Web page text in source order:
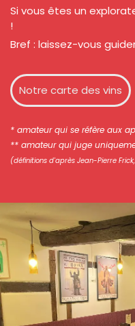
Si vous êtes un
!
Bref : laissez-vous
Notre carte des vins
* amateur qui se réfère aux
** amateur qui juge
(définitions d'après Jean-Pierre